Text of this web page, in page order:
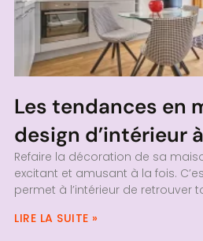
Les tendances en
design d’intérieur
Refaire la décoration de sa
excitant et amusant à la fois.
permet à l’intérieur de retrouver
LIRE LA SUITE »